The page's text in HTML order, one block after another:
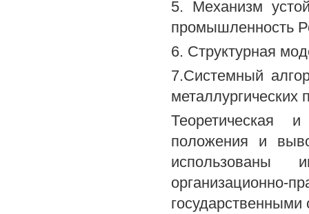
5. Механизм
промышленность
6. Структурная
7.Системный
металлургических
Теоретическая
положения и
использованы
государственными